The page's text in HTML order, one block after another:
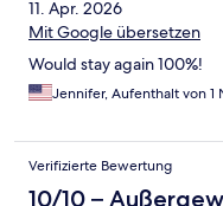
11. Apr. 2026
Mit Google übersetzen
Would stay again 100%!
Jennifer, Aufenthalt von 1
Verifizierte Bewertung
10/10 –